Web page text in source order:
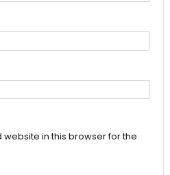
in this browser for the